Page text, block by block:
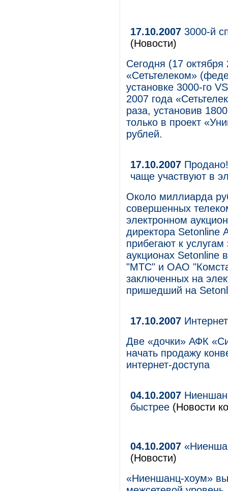
17.10.2007 3000-й
(Новости)
Сегодня (17 октября
«Сетьтелеком»
установке 3000-го
2007 года
раза, установив
только в проект
рублей.
17.10.2007
чаще участвуют в
Около миллиарда
совершенных
электронном
директора Setonline
прибегают к
аукционах
"МТС" и ОАО
заключенных на
пришедший на
17.10.2007
Две «дочки» АФК
начать продажу
интернет-доступа
04.10.2007
быстрее (Новости
04.10.2007
(Новости)
«Ниеншанц-хоум»